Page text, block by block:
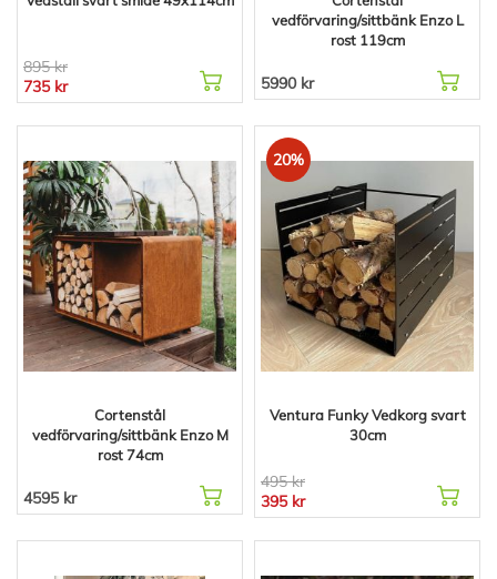
895 kr
735 kr
vedförvaring/sittbänk Enzo L
rost 119cm
5990 kr
Cortenstål
vedförvaring/sittbänk Enzo M
rost 74cm
4595 kr
20%
Ventura Funky Vedkorg svart
30cm
495 kr
395 kr